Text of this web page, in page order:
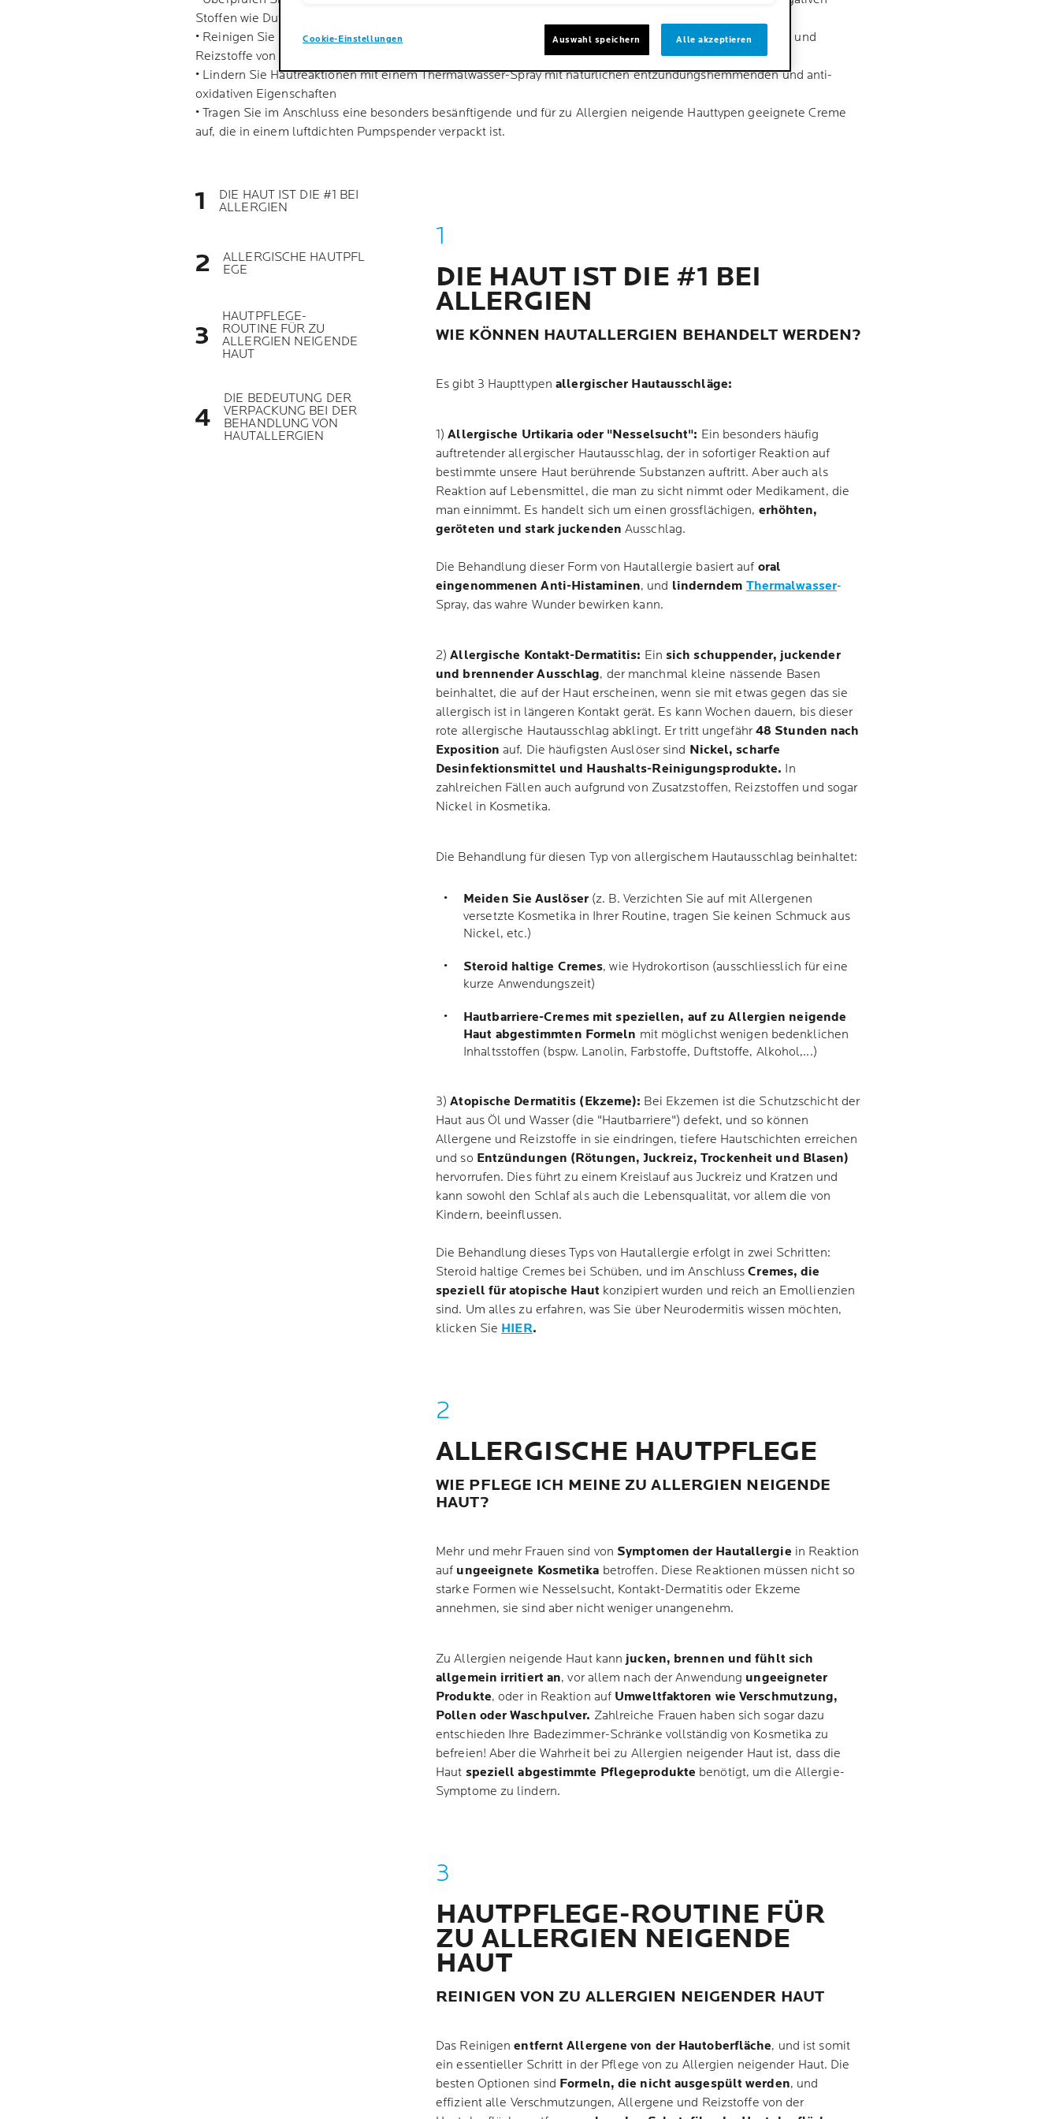
Stoffen wie Duftstoffen und Alkohol ist
• Reinigen Sie sie mit einem leicht verträglichen Produkt, das nicht abgespült werden muss, um Allergene und
Reizstoffe von der Hautoberfläche zu entfernen
• Lindern Sie Hautreaktionen mit einem Thermalwasser-Spray mit natürlichen entzündungshemmenden und anti-
oxidativen Eigenschaften
• Tragen Sie im Anschluss eine besonders besänftigende und für zu Allergien neigende Hauttypen geeignete Creme
auf, die in einem luftdichten Pumpspender verpackt ist.
DIE HAUT IST DIE #1 BEI
ALLERGIEN
ALLERGISCHE HAUTPFL
EGE
HAUTPFLEGE-
ROUTINE FÜR ZU
ALLERGIEN NEIGENDE
HAUT
DIE BEDEUTUNG DER
VERPACKUNG BEI DER
BEHANDLUNG VON
HAUTALLERGIEN
DIE HAUT IST DIE #1 BEI
ALLERGIEN
WIE KÖNNEN HAUTALLERGIEN BEHANDELT WERDEN?
Es gibt 3 Haupttypenallergischer Hautausschläge:
1)Allergische Urtikaria oder "Nesselsucht": Ein besonders häufig
auftretender allergischer Hautausschlag, der in sofortiger Reaktion auf
bestimmte unsere Haut berührende Substanzen auftritt. Aber auch als
Reaktion auf Lebensmittel, die man zu sicht nimmt oder Medikament, die
man einnimmt. Es handelt sich um einen grossflächigen, erhöhten,
geröteten und stark juckenden Ausschlag.
Die Behandlung dieser Form von Hautallergie basiert auf oral
eingenommenen Anti-Histaminen, und linderndem Thermalwasser-
Spray, das wahre Wunder bewirken kann.
2)Allergische Kontakt-Dermatitis: Ein sich schuppender, juckender
und brennender Ausschlag, der manchmal kleine nässende Basen
beinhaltet, die auf der Haut erscheinen, wenn sie mit etwas gegen das sie
allergisch ist in längeren Kontakt gerät. Es kann Wochen dauern, bis dieser
rote allergische Hautausschlag abklingt. Er tritt ungefähr48 Stunden nach
Expositionauf. Die häufigsten Auslöser sind Nickel, scharfe
Desinfektionsmittel und Haushalts-Reinigungsprodukte. In
zahlreichen Fällen auch aufgrund von Zusatzstoffen, Reizstoffen und sogar
Nickel in Kosmetika.
Die Behandlung für diesen Typ von allergischem Hautausschlag beinhaltet:
Meiden Sie Auslöser(z. B. Verzichten Sie auf mit Allergenen
versetzte Kosmetika in Ihrer Routine, tragen Sie keinen Schmuck aus
Nickel, etc.)
Steroid haltige Cremes, wie Hydrokortison (ausschliesslich für eine
kurze Anwendungszeit)
Hautbarriere-Cremes mit speziellen, auf zu Allergien neigende
Haut abgestimmten Formeln mit möglichst wenigen bedenklichen
Inhaltsstoffen (bspw. Lanolin, Farbstoffe, Duftstoffe, Alkohol,...)
3)Atopische Dermatitis (Ekzeme): Bei Ekzemen ist die Schutzschicht der
Haut aus Öl und Wasser (die "Hautbarriere") defekt, und so können
Allergene und Reizstoffe in sie eindringen, tiefere Hautschichten erreichen
und so Entzündungen (Rötungen, Juckreiz, Trockenheit und Blasen)
hervorrufen. Dies führt zu einem Kreislauf aus Juckreiz und Kratzen und
kann sowohl den Schlaf als auch die Lebensqualität, vor allem die von
Kindern, beeinflussen.
Die Behandlung dieses Typs von Hautallergie erfolgt in zwei Schritten:
Steroid haltige Cremes bei Schüben, und im AnschlussCremes, die
speziell für atopische Haut konzipiert wurden und reich an Emollienzien
sind. Um alles zu erfahren, was Sie über Neurodermitis wissen möchten,
klicken Sie HIER.
ALLERGISCHE HAUTPFLEGE
WIE PFLEGE ICH MEINE ZU ALLERGIEN NEIGENDE
HAUT?
Mehr und mehr Frauen sind von Symptomen der Hautallergie in Reaktion
auf ungeeignete Kosmetika betroffen. Diese Reaktionen müssen nicht so
starke Formen wie Nesselsucht, Kontakt-Dermatitis oder Ekzeme
annehmen, sie sind aber nicht weniger unangenehm.
Zu Allergien neigende Haut kann jucken, brennen und fühlt sich
allgemein irritiert an, vor allem nach der Anwendung ungeeigneter
Produkte, oder in Reaktion auf Umweltfaktoren wie Verschmutzung,
Pollen oder Waschpulver. Zahlreiche Frauen haben sich sogar dazu
entschieden Ihre Badezimmer-Schränke vollständig von Kosmetika zu
befreien! Aber die Wahrheit bei zu Allergien neigender Haut ist, dass die
Haut speziell abgestimmte Pflegeprodukte benötigt, um die Allergie-
Symptome zu lindern.
HAUTPFLEGE-ROUTINE FÜR
ZU ALLERGIEN NEIGENDE
HAUT
REINIGEN VON ZU ALLERGIEN NEIGENDER HAUT
Das Reinigenentfernt Allergene von der Hautoberfläche, und ist somit
ein essentieller Schritt in der Pflege von zu Allergien neigender Haut. Die
besten Optionen sind Formeln, die nicht ausgespült werden, und
effizient alle Verschmutzungen, Allergene und Reizstoffe von der
Cookie-Einstellungen Auswahl speichern Alle akzeptieren